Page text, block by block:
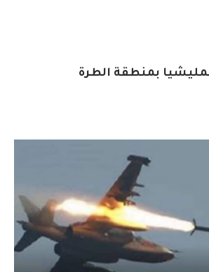
بمنطقة الطرة